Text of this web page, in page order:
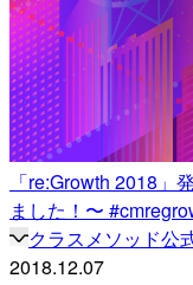
「re:Growth 2018」
ました！〜
クラスメソッド公
2018.12.07